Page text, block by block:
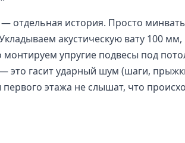
— отдельная история. Просто
акустическую вату 100 мм,
упругие подвесы под
это гасит ударный шум (шаги,
этажа не слышат, что